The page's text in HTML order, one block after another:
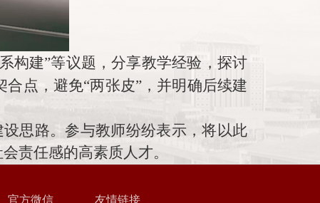
构建”等议题，分享教学经验 ， 探讨
合点，避免“两张皮”，并明确后续建
思路。参与教师纷纷表示，将以此
责任感的高素质人才。
官方微信 友情链接